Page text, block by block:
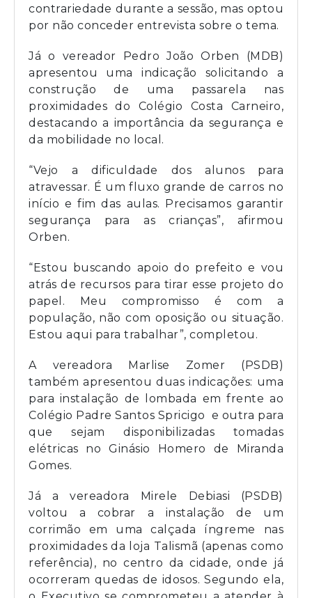
contrariedade durante a sessão, mas optou
por não conceder entrevista sobre o tema.
Já o vereador Pedro João Orben (MDB)
apresentou uma indicação solicitando a
construção de uma passarela nas
proximidades do Colégio Costa Carneiro,
destacando a importância da segurança e
da mobilidade no local.
“Vejo a dificuldade dos alunos para
atravessar. É um fluxo grande de carros no
início e fim das aulas. Precisamos garantir
segurança para as crianças”, afirmou
Orben.
“Estou buscando apoio do prefeito e vou
atrás de recursos para tirar esse projeto do
papel. Meu compromisso é com a
população, não com oposição ou situação.
Estou aqui para trabalhar”, completou.
A vereadora Marlise Zomer (PSDB)
também apresentou duas indicações: uma
para instalação de lombada em frente ao
Colégio Padre Santos Spricigo e outra para
que sejam disponibilizadas tomadas
elétricas no Ginásio Homero de Miranda
Gomes.
Já a vereadora Mirele Debiasi (PSDB)
voltou a cobrar a instalação de um
corrimão em uma calçada íngreme nas
proximidades da loja Talismã (apenas como
referência), no centro da cidade, onde já
ocorreram quedas de idosos. Segundo ela,